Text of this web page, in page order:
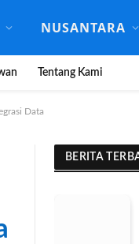
NUSANTARA
Tentang Kami
Data
BERITA